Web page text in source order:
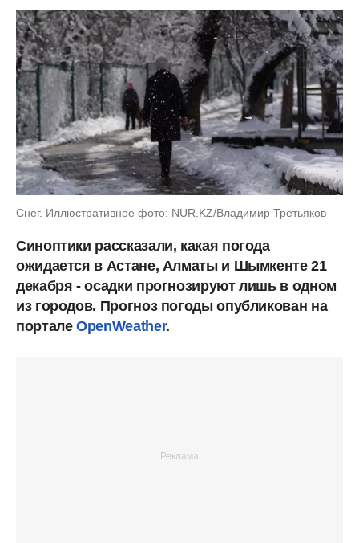
Снег. Иллюстративное фото: NUR.KZ/Владимир Третьяков
Синоптики рассказали, какая погода
ожидается в Астане, Алматы и Шымкенте 21
декабря - осадки прогнозируют лишь в одном
из городов. Прогноз погоды опубликован на
порталеOpenWeather.